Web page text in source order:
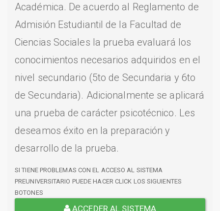
Académica. De acuerdo al Reglamento de
Admisión Estudiantil de la Facultad de
Ciencias Sociales la prueba evaluará los
conocimientos necesarios adquiridos en el
nivel secundario (5to de Secundaria y 6to
de Secundaria). Adicionalmente se aplicará
una prueba de carácter psicotécnico. Les
deseamos éxito en la preparación y
desarrollo de la prueba.
SI TIENE PROBLEMAS CON EL ACCESO AL SISTEMA
PREUNIVERSITARIO PUEDE HACER CLICK LOS SIGUIENTES
BOTONES
ACCEDER AL SISTEMA